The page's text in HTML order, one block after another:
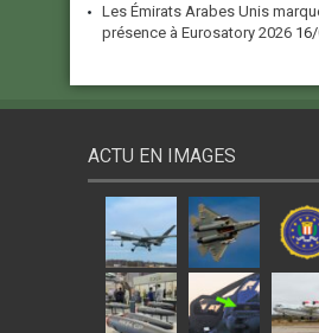
Les Émirats Arabes Unis
présence à Eurosatory 2026
ACTU EN IMAGES